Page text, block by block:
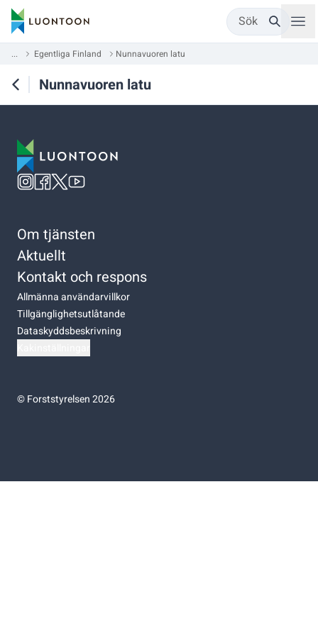
Sök
... Egentliga Finland Nunnavuoren latu
Nunnavuoren latu
Om tjänsten
Aktuellt
Kontakt och respons
Allmänna användarvillkor
Tillgänglighetsutlåtande
Dataskyddsbeskrivning
©Forststyrelsen 2026